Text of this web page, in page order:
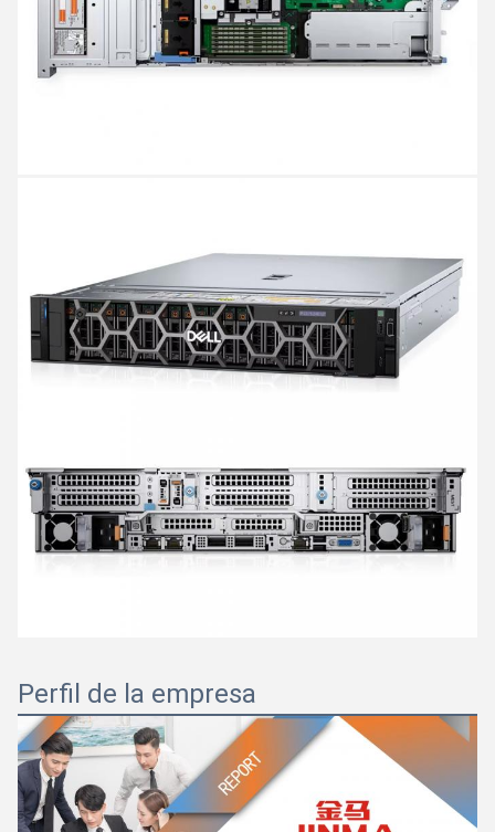
Perfil de la empresa